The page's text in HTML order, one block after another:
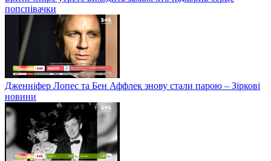
попспівачки
Дженніфер Лопес та Бен Аффлек знову стали парою – Зіркові
новини